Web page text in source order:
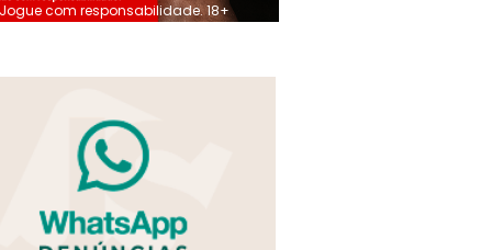
Jogue com responsabilidade. 18+